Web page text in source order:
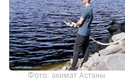
Фото: акимат Астаны